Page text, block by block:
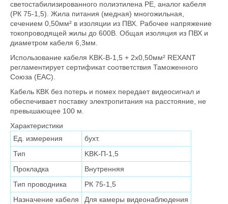
светостабилизированного полиэтилена PE, аналог кабеля
(РК 75-1,5). Жила питания (медная) многожильная,
сечением 0,50мм² в изоляции из ПВХ. Рабочее напряжение
токопроводящей жилы до 600В. Общая изоляция из ПВХ и
диаметром кабеля 6,3мм.
Использование кабеля KBK-B-1,5 + 2x0,50мм² REXANT
регламентирует сертификат соответствия Таможенного
Союза (EAC).
Кабель КВК без потерь и помех передает видеосигнал и
обеспечивает поставку электропитания на расстояние, не
превышающее 100 м.
Характеристики
Ед. измерения
бухт.
Тип
KBK-П-1,5
Прокладка
Внутренняя
Тип проводника
РК 75-1,5
Назначение кабеля
Для камеры видеонаблюдения